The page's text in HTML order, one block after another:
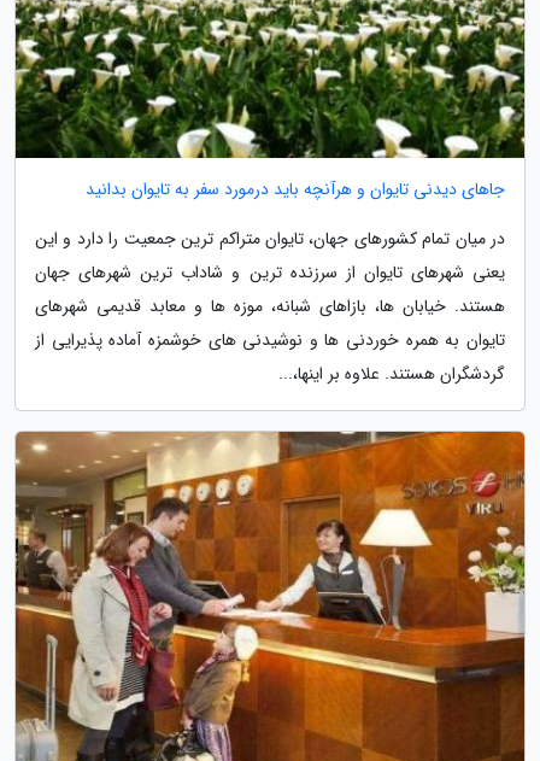
جاهای دیدنی تایوان و هرآنچه باید درمورد سفر به تایوان بدانید
در میان تمام کشورهای جهان، تایوان متراکم ترین جمعیت را دارد و این
یعنی شهرهای تایوان از سرزنده ترین و شاداب ترین شهرهای جهان
هستند. خیابان ها، بازاهای شبانه، موزه ها و معابد قدیمی شهرهای
تایوان به همره خوردنی ها و نوشیدنی های خوشمزه آماده پذیرایی از
گردشگران هستند. علاوه بر اینها،...